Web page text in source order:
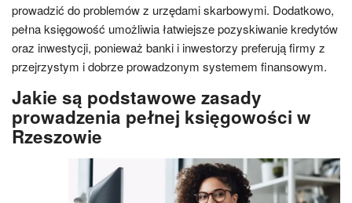
prowadzić do problemów z urzędami skarbowymi. Dodatkowo,
pełna księgowość umożliwia łatwiejsze pozyskiwanie kredytów
oraz inwestycji, ponieważ banki i inwestorzy preferują firmy z
przejrzystym i dobrze prowadzonym systemem finansowym.
Jakie są podstawowe zasady
prowadzenia pełnej księgowości w
Rzeszowie